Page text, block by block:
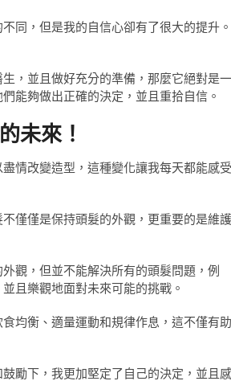
同，但是我的自信心卻有了很大的提升。
，並且做好充分的準備，那麼它絕對是一
能夠做出正確的決定，並且重拾自信。
未來！
情改變造型，這種變化讓我每天都能感受
僅僅是保持頭髮的外觀，更重要的是維護
觀，但並不能解決所有的頭髮問題，例
且樂觀地面對未來可能的挑戰。
均衡、適量運動和規律作息，這不僅有助
勵下，我更加堅定了自己的決定，並且感